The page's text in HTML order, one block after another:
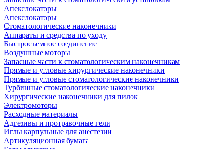
Апекслокаторы
Апекслокаторы
Стоматологические наконечники
Аппараты и средства по уходу
Быстросъемное соединение
Воздушные моторы
Запасные части к стоматологическим наконечникам
Прямые и угловые хирургические наконечники
Прямые и угловые стоматологические наконечники
Турбинные стоматологические наконечники
Хирургические наконечники для пилок
Электромоторы
Расходные материалы
Адгезивы и протравочные гели
Иглы карпульные для анестезии
Артикуляционная бумага